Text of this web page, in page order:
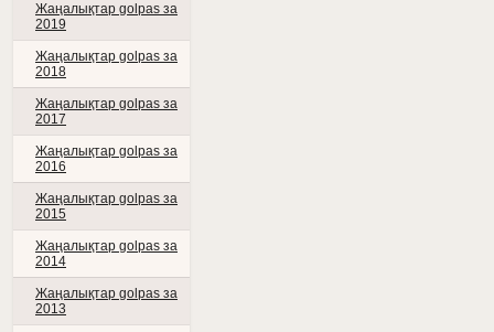
Жаңалықтар golpas за
2019
Жаңалықтар golpas за
2018
Жаңалықтар golpas за
2017
Жаңалықтар golpas за
2016
Жаңалықтар golpas за
2015
Жаңалықтар golpas за
2014
Жаңалықтар golpas за
2013